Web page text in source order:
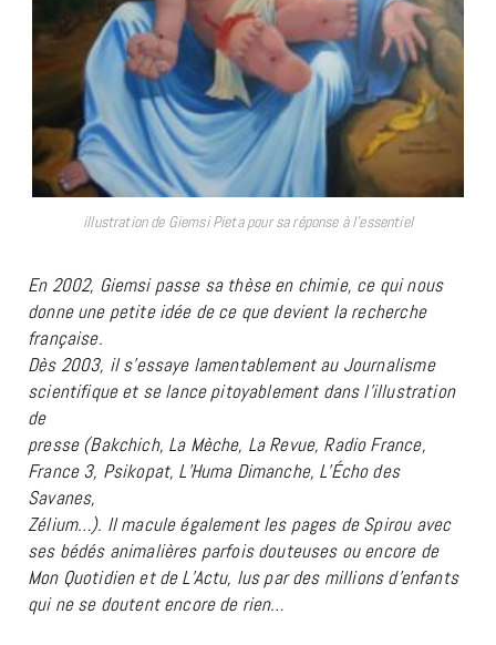
illustration de Giemsi Pieta pour sa réponse à l’essentiel
En 2002, Giemsi passe sa thèse en chimie, ce qui nous
donne une petite idée de ce que devient la recherche
française.
Dès 2003, il s’essaye lamentablement au Journalisme
scientifique et se lance pitoyablement dans l’illustration
de
presse (Bakchich, La Mèche, La Revue, Radio France,
France 3, Psikopat, L’Huma Dimanche, L’Écho des
Savanes,
Zélium…). Il macule également les pages de Spirou avec
ses bédés animalières parfois douteuses ou encore de
Mon Quotidien et de L’Actu, lus par des millions d’enfants
qui ne se doutent encore de rien…